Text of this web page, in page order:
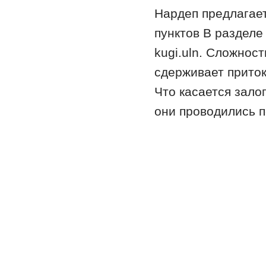
Нардеп
пунктов В
kugi.uln.
сдерживает
Что касается
они проводились